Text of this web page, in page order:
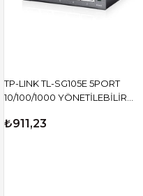
TP-LINK TL-SG105E 5PORT
10/100/1000 YÖNETİLEBİLİR
₺911,23